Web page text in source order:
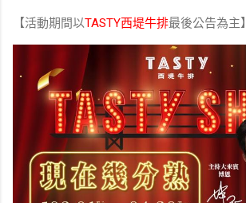
【活動期間以TASTY西堤牛排最後公告為主】